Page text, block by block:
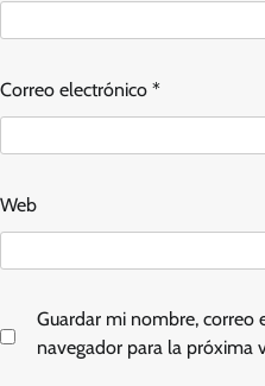
Correo electrónico *
Web
Guardar mi nombre, correo
navegador para la próxima